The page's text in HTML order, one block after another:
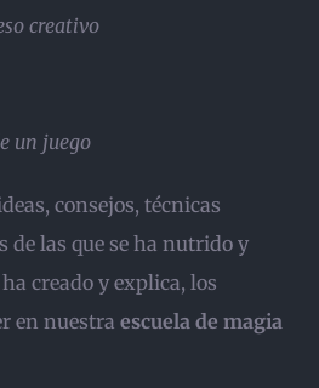
creativo
un juego
consejos, técnicas
de las que se ha nutrido y
creado y explica, los
en nuestra escuela de magia